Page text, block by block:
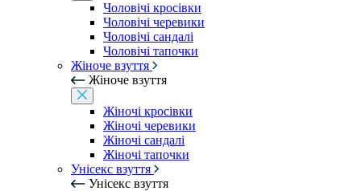
Чоловічі кросівки
Чоловічі черевики
Чоловічі сандалі
Чоловічі тапочки
Жіноче взуття
Жіноче взуття
Жіночі кросівки
Жіночі черевики
Жіночі сандалі
Жіночі тапочки
Унісекс взуття
Унісекс взуття